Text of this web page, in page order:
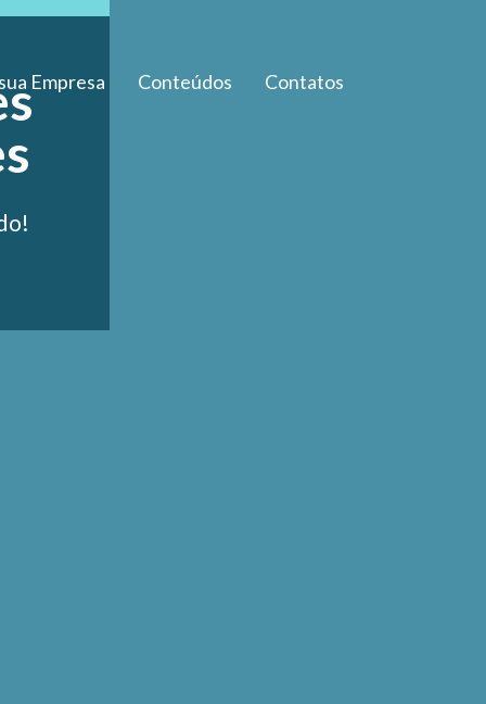
Empresa Conteúdos Contatos